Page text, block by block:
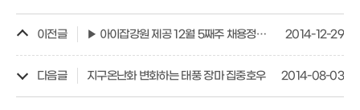
이전글 ▶ 아이잡강원 제공 12월 5째주 채용정보입니다. 2014-12-29
다음글 지구온난화 변화하는 태풍 장마 집중호우 2014-08-03